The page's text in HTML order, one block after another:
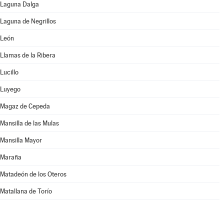
Laguna Dalga
Laguna de Negrillos
León
Llamas de la Ribera
Lucillo
Luyego
Magaz de Cepeda
Mansilla de las Mulas
Mansilla Mayor
Maraña
Matadeón de los Oteros
Matallana de Torío